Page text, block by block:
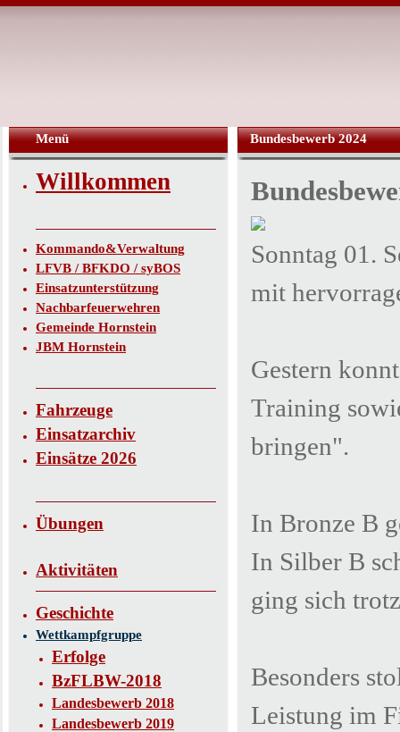
Menü
Willkommen
Kommando&Verwaltung
LFVB / BFKDO / syBOS
Einsatzunterstützung
Nachbarfeuerwehren
Gemeinde Hornstein
JBM Hornstein
Fahrzeuge
Einsatzarchiv
Einsätze 2026
Übungen
Aktivitäten
Geschichte
Wettkampfgruppe
Erfolge
BzFLBW-2018
Landesbewerb 2018
Landesbewerb 2019
Bundesbewerb 2024
Sonntag 01.
mit
Gestern
Training
bringen".
In Bronze B
In Silber B
ging sich
Besonders
Leistung im